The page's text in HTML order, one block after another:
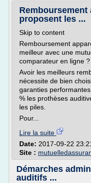
proposent les ...
Skip to content
Remboursement
meilleur avec une
comparateur en ligne ?
Avoir les meilleurs
nécessite de bien
garanties
% les prothèses
les piles.
Pour...
Lire la suite
Date: 2017-09-22
Site :
Démarches
auditifs ...